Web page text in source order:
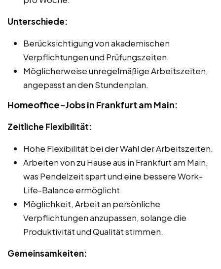
Unterschiede:
Berücksichtigung von akademischen
Verpflichtungen und Prüfungszeiten.
Möglicherweise unregelmäßige Arbeitszeiten,
angepasst an den Stundenplan.
Homeoffice-Jobs in Frankfurt am Main:
Zeitliche Flexibilität:
Hohe Flexibilität bei der Wahl der Arbeitszeiten.
Arbeiten von zu Hause aus in Frankfurt am Main,
was Pendelzeit spart und eine bessere Work-
Life-Balance ermöglicht.
Möglichkeit, Arbeit an persönliche
Verpflichtungen anzupassen, solange die
Produktivität und Qualität stimmen.
Gemeinsamkeiten: